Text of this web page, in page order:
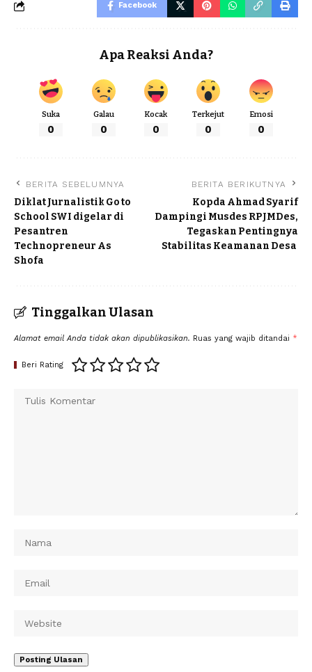
Facebook
Apa Reaksi Anda?
Suka
0
Galau
0
Kocak
0
Terkejut
0
Emosi
0
BERITA SEBELUMNYA
Diklat Jurnalistik Go to
School SWI digelar di
Pesantren
Technopreneur As
Shofa
BERITA BERIKUTNYA
Kopda Ahmad Syarif
Dampingi Musdes RPJMDes,
Tegaskan Pentingnya
Stabilitas Keamanan Desa ‎
Tinggalkan Ulasan
Alamat email Anda tidak akan dipublikasikan. Ruas yang wajib ditandai *
Beri Rating